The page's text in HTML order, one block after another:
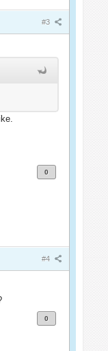
#3
0
#4
0